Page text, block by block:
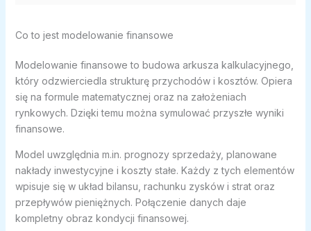
Co to jest modelowanie finansowe
Modelowanie finansowe to budowa arkusza kalkulacyjnego,
który odzwierciedla strukturę przychodów i kosztów. Opiera
się na formule matematycznej oraz na założeniach
rynkowych. Dzięki temu można symulować przyszłe wyniki
finansowe.
Model uwzględnia m.in. prognozy sprzedaży, planowane
nakłady inwestycyjne i koszty stałe. Każdy z tych elementów
wpisuje się w układ bilansu, rachunku zysków i strat oraz
przepływów pieniężnych. Połączenie danych daje
kompletny obraz kondycji finansowej.